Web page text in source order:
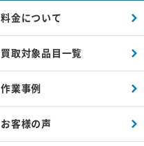
料金について
買取対象品目一覧
作業事例
お客様の声